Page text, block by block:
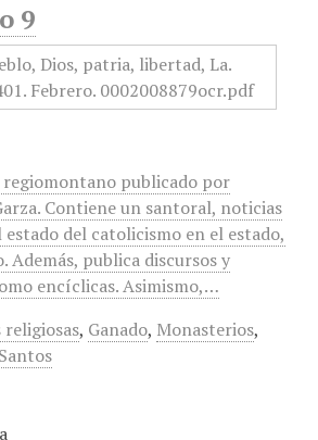
9
publicado por
Contiene un santoral, noticias
del catolicismo en el estado,
Además, publica discursos y
encíclicas. Asimismo,…
religiosas, Ganado, Monasterios,
Santos